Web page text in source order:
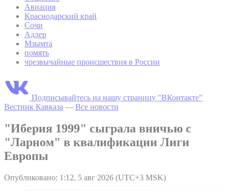
Авиация
Краснодарский край
Сочи
Адлер
Мзымта
помять
чрезвычайные происшествия в России
Подписывайтесь на нашу страницу "ВКонтакте"
Вестник Кавказа — Все новости
"Иберия 1999" сыграла вничью с
"Ларном" в квалификации Лиги
Европы
Опубликовано: 1:12, 5 авг 2026 (UTC+3 MSK)